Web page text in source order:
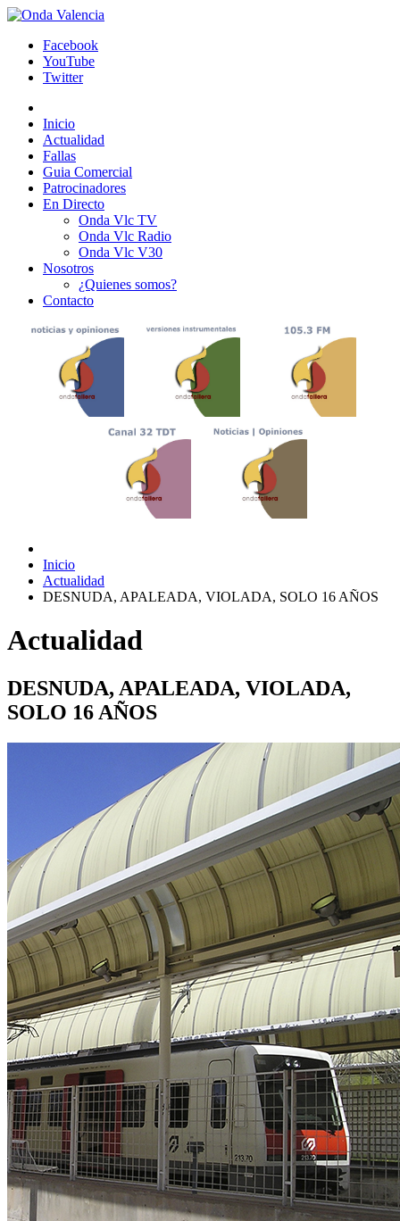
Facebook
YouTube
Twitter
Inicio
Actualidad
Fallas
Guia Comercial
Patrocinadores
En Directo
Onda Vlc TV
Onda Vlc Radio
Onda Vlc V30
Nosotros
¿Quienes somos?
Contacto
Inicio
Actualidad
DESNUDA, APALEADA, VIOLADA, SOLO 16 AÑOS
Actualidad
DESNUDA, APALEADA, VIOLADA,
SOLO 16 AÑOS